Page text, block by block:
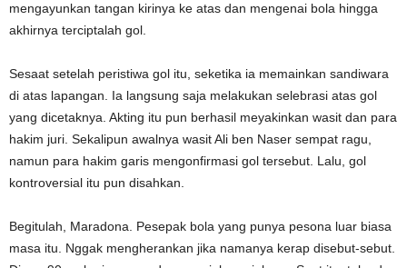
mengayunkan tangan kirinya ke atas dan mengenai bola hingga
akhirnya terciptalah gol.
Sesaat setelah peristiwa gol itu, seketika ia memainkan sandiwara
di atas lapangan. Ia langsung saja melakukan selebrasi atas gol
yang dicetaknya. Akting itu pun berhasil meyakinkan wasit dan para
hakim juri. Sekalipun awalnya wasit Ali ben Naser sempat ragu,
namun para hakim garis mengonfirmasi gol tersebut. Lalu, gol
kontroversial itu pun disahkan.
Begitulah, Maradona. Pesepak bola yang punya pesona luar biasa
masa itu. Nggak mengherankan jika namanya kerap disebut-sebut.